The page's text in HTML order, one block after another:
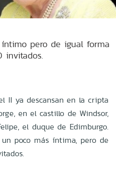
pero de igual forma
invitados.
II ya descansan en la cripta
en el castillo de Windsor,
el duque de Edimburgo.
poco más íntima, pero de